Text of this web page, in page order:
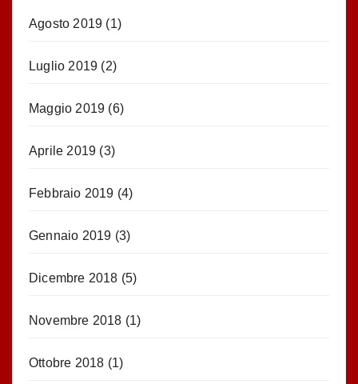
Agosto 2019 (1)
Luglio 2019 (2)
Maggio 2019 (6)
Aprile 2019 (3)
Febbraio 2019 (4)
Gennaio 2019 (3)
Dicembre 2018 (5)
Novembre 2018 (1)
Ottobre 2018 (1)